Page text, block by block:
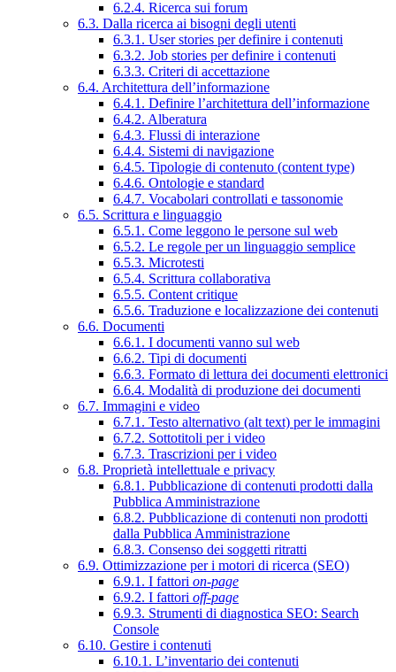
6.2.4. Ricerca sui forum
6.3. Dalla ricerca ai bisogni degli utenti
6.3.1. User stories per definire i contenuti
6.3.2. Job stories per definire i contenuti
6.3.3. Criteri di accettazione
6.4. Architettura dell’informazione
6.4.1. Definire l’architettura dell’informazione
6.4.2. Alberatura
6.4.3. Flussi di interazione
6.4.4. Sistemi di navigazione
6.4.5. Tipologie di contenuto (content type)
6.4.6. Ontologie e standard
6.4.7. Vocabolari controllati e tassonomie
6.5. Scrittura e linguaggio
6.5.1. Come leggono le persone sul web
6.5.2. Le regole per un linguaggio semplice
6.5.3. Microtesti
6.5.4. Scrittura collaborativa
6.5.5. Content critique
6.5.6. Traduzione e localizzazione dei contenuti
6.6. Documenti
6.6.1. I documenti vanno sul web
6.6.2. Tipi di documenti
6.6.3. Formato di lettura dei documenti elettronici
6.6.4. Modalità di produzione dei documenti
6.7. Immagini e video
6.7.1. Testo alternativo (alt text) per le immagini
6.7.2. Sottotitoli per i video
6.7.3. Trascrizioni per i video
6.8. Proprietà intellettuale e privacy
6.8.1. Pubblicazione di contenuti prodotti dalla
Pubblica Amministrazione
6.8.2. Pubblicazione di contenuti non prodotti
dalla Pubblica Amministrazione
6.8.3. Consenso dei soggetti ritratti
6.9. Ottimizzazione per i motori di ricerca (SEO)
6.9.1. I fattori on-page
6.9.2. I fattori off-page
6.9.3. Strumenti di diagnostica SEO: Search
Console
6.10. Gestire i contenuti
6.10.1. L’inventario dei contenuti